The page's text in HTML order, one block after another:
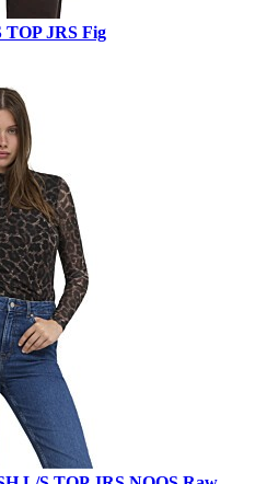
JRS Fig